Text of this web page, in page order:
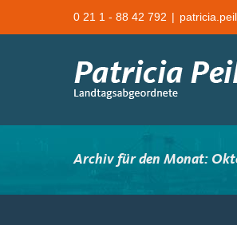
0 21 1 - 88 42 792 |
Archiv für den Monat: